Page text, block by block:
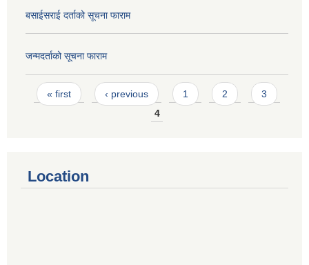
बसाईसराई दर्ताको सूचना फाराम
जन्मदर्ताको सूचना फाराम
Pages
« first ‹ previous 1 2
3
4
Location